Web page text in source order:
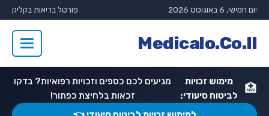
יום חמישי, 6 באוגוסט 2026 פורטל בריאות בקליק
Medicalo.Co.Il
🏥
מימוש זכויות
לביטוח סיעודי:
מגיעים לכם כספים וזכויות רפואיות? בדקו
זכאות בלחיצת כפתור!